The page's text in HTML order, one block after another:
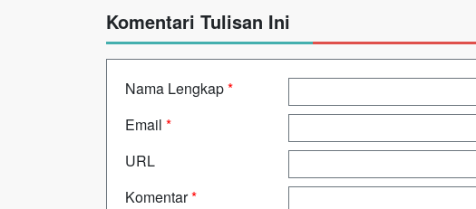
Komentari Tulisan Ini
Nama Lengkap*
Email *
URL
Komentar*